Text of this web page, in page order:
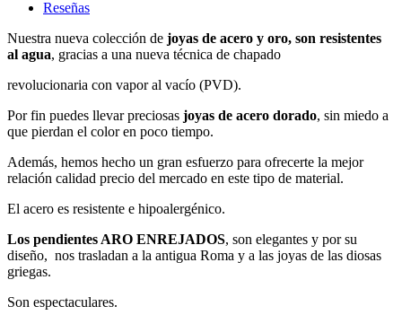
Reseñas
Nuestra nueva colección de joyas de acero y oro, son resistentes
al agua, gracias a una nueva técnica de chapado
revolucionaria con vapor al vacío (PVD).
Por fin puedes llevar preciosas joyas de acero dorado, sin miedo a
que pierdan el color en poco tiempo.
Además, hemos hecho un gran esfuerzo para ofrecerte la mejor
relación calidad precio del mercado en este tipo de material.
El acero es resistente e hipoalergénico.
Los pendientes ARO ENREJADOS, son elegantes y por su
diseño, nos trasladan a la antigua Roma y a las joyas de las diosas
griegas.
Son espectaculares.